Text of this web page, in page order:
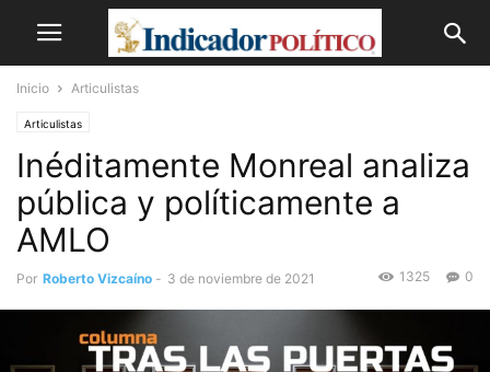
Inicio Articulistas
Articulistas
Inéditamente Monreal analiza
pública y políticamente a
AMLO
Por Roberto Vizcaíno - 3 de noviembre de 2021 0
1325